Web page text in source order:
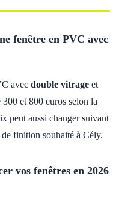
fenêtre en PVC avec
avec double vitrage et
et 800 euros selon la
peut aussi changer suivant
finition souhaité à Cély.
vos fenêtres en 2026